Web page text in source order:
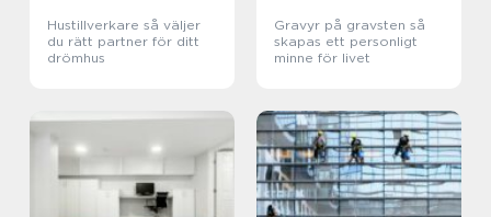
Hustillverkare så väljer
du rätt partner för ditt
drömhus
Gravyr på gravsten så
skapas ett personligt
minne för livet